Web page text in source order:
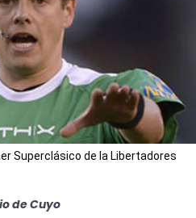
Superclásico de la Libertadores
de Cuyo